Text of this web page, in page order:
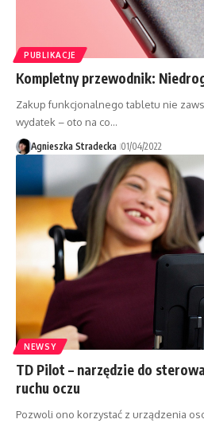
PUBLIKACJE
Kompletny przewodnik:
Zakup funkcjonalnego tabletu nie
wydatek – oto na co…
Agnieszka Stradecka 01/04/2022
NEWSY
TD Pilot – narzędzie do
ruchu oczu
Pozwoli ono korzystać z urządzenia